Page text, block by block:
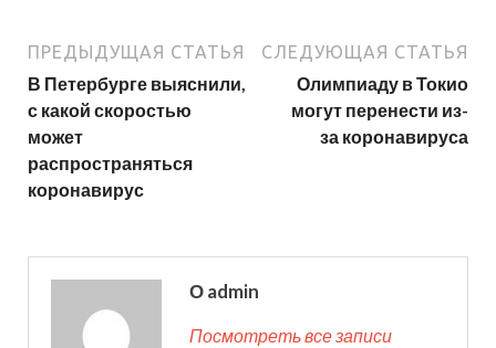
ПРЕДЫДУЩАЯ СТАТЬЯ
В Петербурге выяснили,
с какой скоростью
может
распространяться
коронавирус
СЛЕДУЮЩАЯ СТАТЬЯ
Олимпиаду в Токио
могут перенести из-
за коронавируса
О admin
Посмотреть все записи